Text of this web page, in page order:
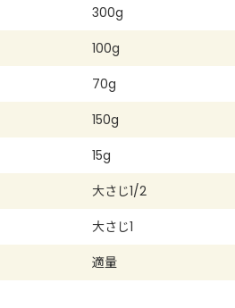
300g
100g
70g
150g
15g
大さじ1/2
大さじ1
適量